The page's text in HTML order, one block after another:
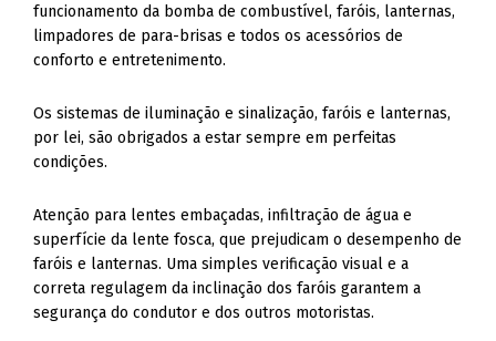
funcionamento da bomba de combustível, faróis, lanternas,
limpadores de para-brisas e todos os acessórios de
conforto e entretenimento.
Os sistemas de iluminação e sinalização, faróis e lanternas,
por lei, são obrigados a estar sempre em perfeitas
condições.
Atenção para lentes embaçadas, infiltração de água e
superfície da lente fosca, que prejudicam o desempenho de
faróis e lanternas. Uma simples verificação visual e a
correta regulagem da inclinação dos faróis garantem a
segurança do condutor e dos outros motoristas.